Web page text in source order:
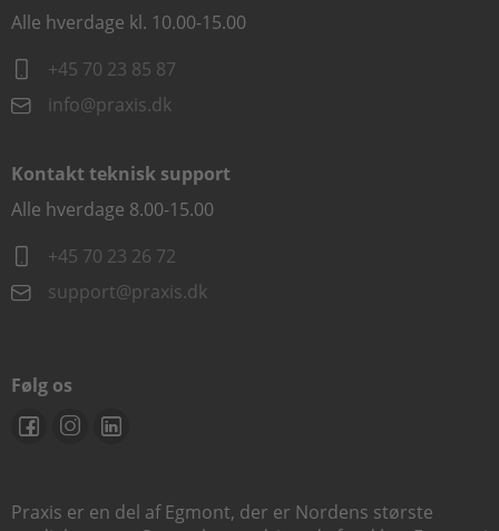
Alle hverdage kl. 10.00-15.00
+45 70 23 85 87
info@praxis.dk
Kontakt teknisk support
Alle hverdage 8.00-15.00
+45 70 23 26 72
support@praxis.dk
Følg os
Praxis er en del af Egmont, der er Nordens største